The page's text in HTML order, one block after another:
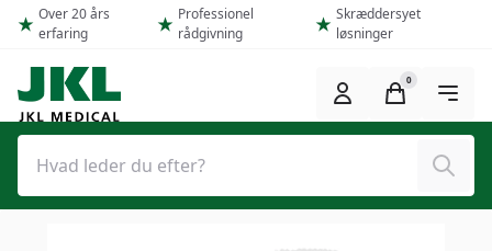
Spring til hovedindhold (Tryk Enter)
Over 20 års
erfaring
Professionel
rådgivning
Skræddersyet
løsninger
Søg
0